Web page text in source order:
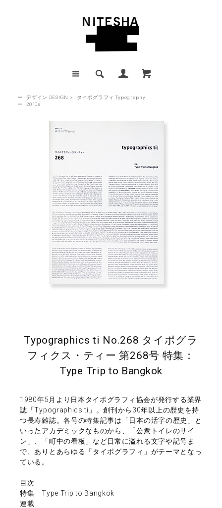
ー デザイン DESIGN >
タイポグラフィ Typography
ー
2010s
Typographics ti No.268 タイポグラ
フィクス・ティー 第268号 特集：
Type Trip to Bangkok
1980年5月より日本タイポグラフィ協会が発行する業界
誌「Typographics ti」。創刊から30年以上の歴史を持
つ長寿雑誌。各号の特集記事は「日本の活字の歴史」と
いったアカデミックなものから、「公衆トイレのサイ
ン」、「町中の看板」など日常に溢れる文字や記号ま
で、ありとあらゆる「タイポグラフィ」がテーマとなっ
ている。
目次
特集 Type Trip to Bangkok
連載